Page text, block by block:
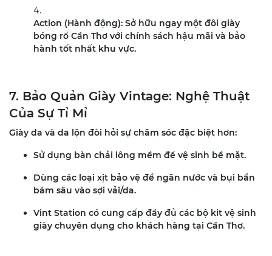
Action (Hành động): Sở hữu ngay một đôi giày
bóng rổ Cần Thơ với chính sách hậu mãi và bảo
hành tốt nhất khu vực.
7. Bảo Quản Giày Vintage: Nghệ Thuật
Của Sự Tỉ Mỉ
Giày da và da lộn đòi hỏi sự chăm sóc đặc biệt hơn:
Sử dụng bàn chải lông mềm để vệ sinh bề mặt.
Dùng các loại xịt bảo vệ để ngăn nước và bụi bẩn
bám sâu vào sợi vải/da.
Vint Station có cung cấp đầy đủ các bộ kit vệ sinh
giày chuyên dụng cho khách hàng tại Cần Thơ.